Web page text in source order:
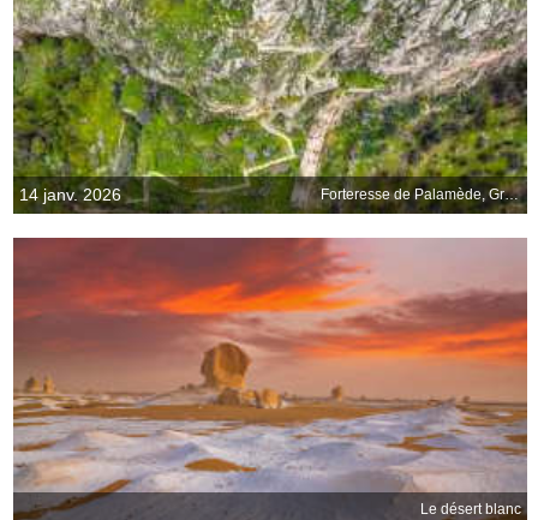
14 janv. 2026 Forteresse de Palamède, Grèce
Le désert blanc